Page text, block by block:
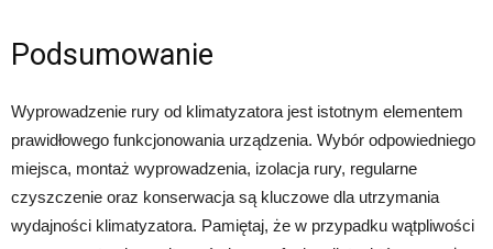
Podsumowanie
Wyprowadzenie rury od klimatyzatora jest istotnym elementem
prawidłowego funkcjonowania urządzenia. Wybór odpowiedniego
miejsca, montaż wyprowadzenia, izolacja rury, regularne
czyszczenie oraz konserwacja są kluczowe dla utrzymania
wydajności klimatyzatora. Pamiętaj, że w przypadku wątpliwości